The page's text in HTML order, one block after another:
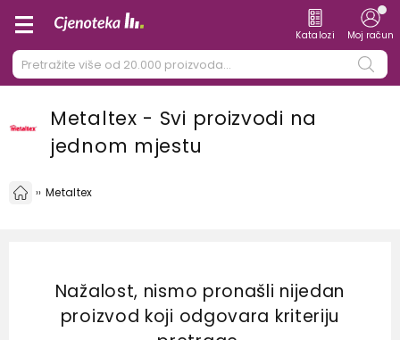
Katalozi Moj račun
Metaltex - Svi proizvodi na
jednom mjestu
Metaltex
Nažalost, nismo pronašli nijedan
proizvod koji odgovara kriteriju